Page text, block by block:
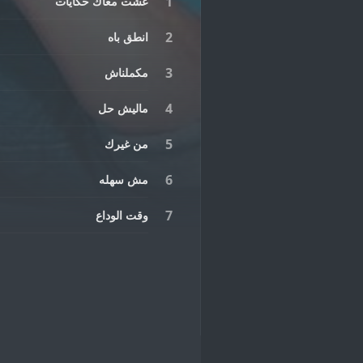
انطق باه
مكملناش
ماليش حل
من غيرك
مش سهله
وقت الوداع